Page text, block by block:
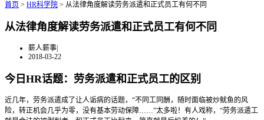
首页 > HR科学院 > 从法律角度解读劳务派遣和正式员工有何不同
从法律角度解读劳务派遣和正式员工有何不同
薪人薪事|
2018-03-22
今日HR话题：劳务派遣和正式员工的区别
近几年，劳务派遣成了让人诟病的话题，“不同工同酬，随时面临被炒鱿鱼的风
险，转正机会几乎为零，没有基本劳动保障……”太多啦！有人戏称，“劳务派遣工